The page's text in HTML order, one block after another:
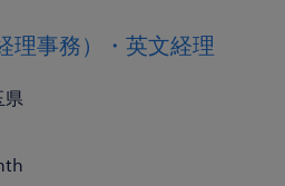
理事務）・英文経理
県